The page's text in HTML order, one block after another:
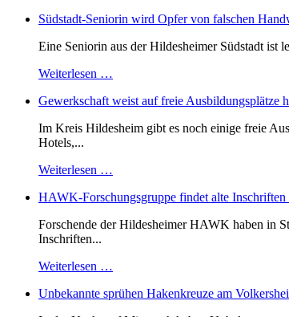
Südstadt-Seniorin wird Opfer von falschen
Eine Seniorin aus der Hildesheimer Südstadt ist
Weiterlesen …
Gewerkschaft weist auf freie Ausbildungsplätze
Im Kreis Hildesheim gibt es noch einige freie
Hotels,...
Weiterlesen …
HAWK-Forschungsgruppe findet alte
Forschende der Hildesheimer HAWK haben in
Inschriften...
Weiterlesen …
Unbekannte sprühen Hakenkreuze am